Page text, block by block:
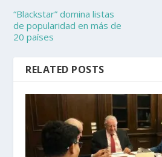
“Blackstar” domina listas
de popularidad en más de
20 países
RELATED POSTS